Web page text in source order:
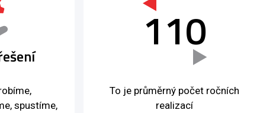
spustíme,
110
To je průměrný počet ročních
realizací